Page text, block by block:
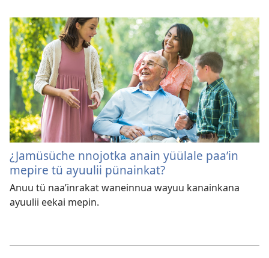
¿Jamüsüche nnojotka anain yüülale paaʼin
mepire tü ayuulii pünainkat?
Anuu tü naaʼinrakat waneinnua wayuu kanainkana
ayuulii eekai mepin.